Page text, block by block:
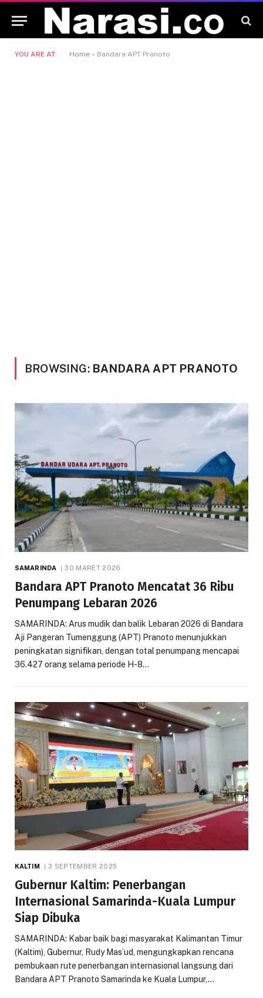
YOU ARE AT: Home » Bandara APT Pranoto
BROWSING: BANDARA APT PRANOTO
SAMARINDA 30 MARET 2026
Bandara APT Pranoto Mencatat 36 Ribu
Penumpang Lebaran 2026
SAMARINDA: Arus mudik dan balik Lebaran 2026 di Bandara
Aji Pangeran Tumenggung (APT) Pranoto menunjukkan
peningkatan signifikan, dengan total penumpang mencapai
36.427 orang selama periode H-8…
KALTIM 3 SEPTEMBER 2025
Gubernur Kaltim: Penerbangan
Internasional Samarinda-Kuala Lumpur
Siap Dibuka
SAMARINDA: Kabar baik bagi masyarakat Kalimantan Timur
(Kaltim), Gubernur, Rudy Mas’ud, mengungkapkan rencana
pembukaan rute penerbangan internasional langsung dari
Bandara APT Pranoto Samarinda ke Kuala Lumpur,…